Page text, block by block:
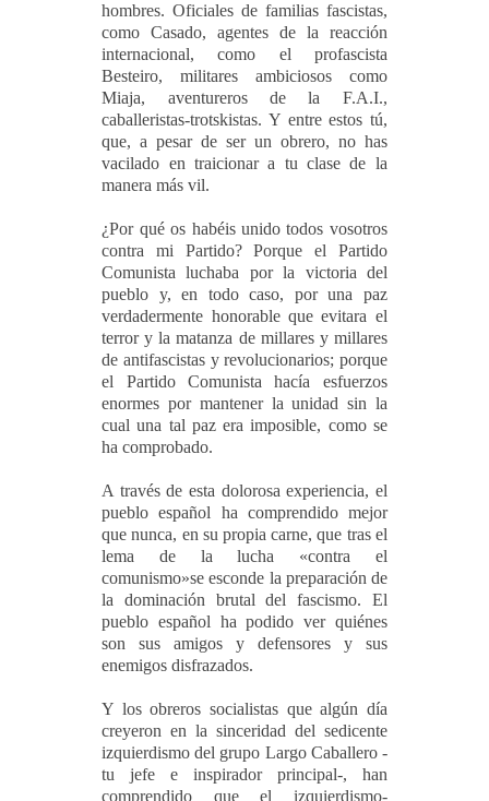
hombres. Oficiales de familias fascistas,
como Casado, agentes de la reacción
internacional, como el profascista
Besteiro, militares ambiciosos como
Miaja, aventureros de la F.A.I.,
caballeristas-trotskistas. Y entre estos tú,
que, a pesar de ser un obrero, no has
vacilado en traicionar a tu clase de la
manera más vil.
¿Por qué os habéis unido todos vosotros
contra mi Partido? Porque el Partido
Comunista luchaba por la victoria del
pueblo y, en todo caso, por una paz
verdadermente honorable que evitara el
terror y la matanza de millares y millares
de antifascistas y revolucionarios; porque
el Partido Comunista hacía esfuerzos
enormes por mantener la unidad sin la
cual una tal paz era imposible, como se
ha comprobado.
A través de esta dolorosa experiencia, el
pueblo español ha comprendido mejor
que nunca, en su propia carne, que tras el
lema de la lucha «contra el
comunismo»se esconde la preparación de
la dominación brutal del fascismo. El
pueblo español ha podido ver quiénes
son sus amigos y defensores y sus
enemigos disfrazados.
Y los obreros socialistas que algún día
creyeron en la sinceridad del sedicente
izquierdismo del grupo Largo Caballero -
tu jefe e inspirador principal-, han
comprendido que el izquierdismo-